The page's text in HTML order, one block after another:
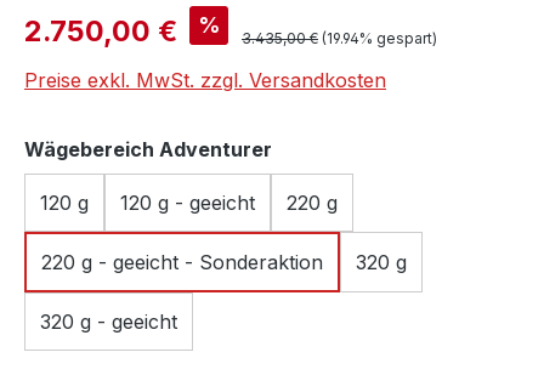
Verkaufspreis:
2.750,00 € % Regulärer Preis:
3.435,00 € (19.94% gespart)
Preise exkl. MwSt. zzgl. Versandkosten
Wägebereich Adventurer
120 g 120 g - geeicht 220 g
220 g - geeicht - Sonderaktion 320 g
320 g - geeicht